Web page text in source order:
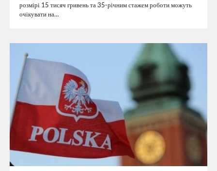
розмірі 15 тисяч гривень та 35-річним стажем роботи можуть
очікувати на…